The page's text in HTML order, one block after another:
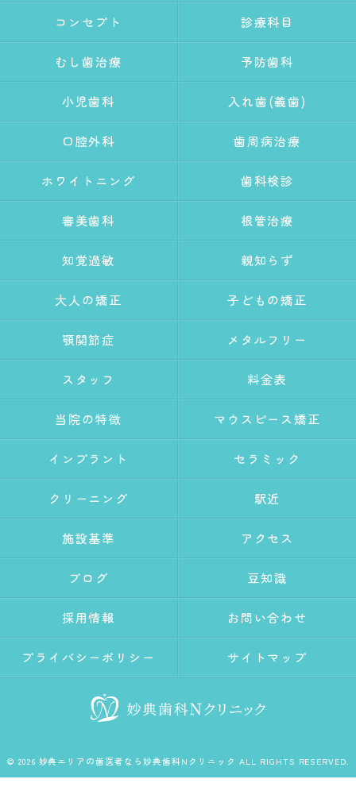
コンセプト 診療科目
むし歯治療 予防歯科
小児歯科 入れ歯(義歯)
口腔外科 歯周病治療
ホワイトニング 歯科検診
審美歯科 根管治療
知覚過敏 親知らず
大人の矯正 子どもの矯正
顎関節症 メタルフリー
スタッフ 料金表
当院の特徴 マウスピース矯正
インプラント セラミック
クリーニング 駅近
施設基準 アクセス
ブログ 豆知識
採用情報 お問い合わせ
プライバシーポリシー サイトマップ
© 2026 妙典エリアの歯医者なら妙典歯科Nクリニック ALL RIGHTS RESERVED.